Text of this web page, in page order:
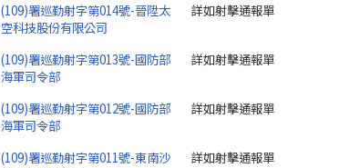
(109)署巡勤射字第014號-晉陞太
空科技股份有限公司
詳如射擊通報單
(109)署巡勤射字第013號-國防部
海軍司令部
詳如射擊通報單
(109)署巡勤射字第012號-國防部
海軍司令部
詳如射擊通報單
(109)署巡勤射字第011號-東南沙
詳如射擊通報單